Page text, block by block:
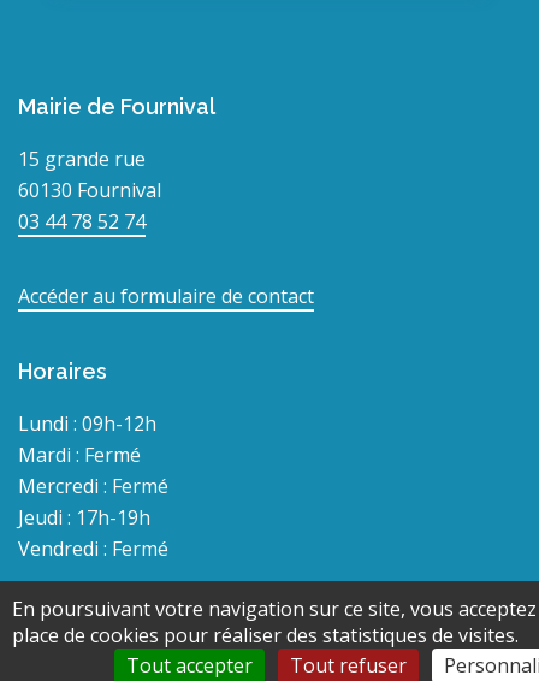
Mairie de Fournival
15 grande rue
60130 Fournival
03 44 78 52 74
Accéder au formulaire de contact
Horaires
Lundi : 09h-12h
Mardi : Fermé
Mercredi : Fermé
Jeudi : 17h-19h
Vendredi : Fermé
Liens utiles
Communauté de communes du plateau picard
En poursuivant votre navigation sur ce site, vous
place de cookies pour réaliser des statistiques de visites.
Tout accepter
Tout refuser